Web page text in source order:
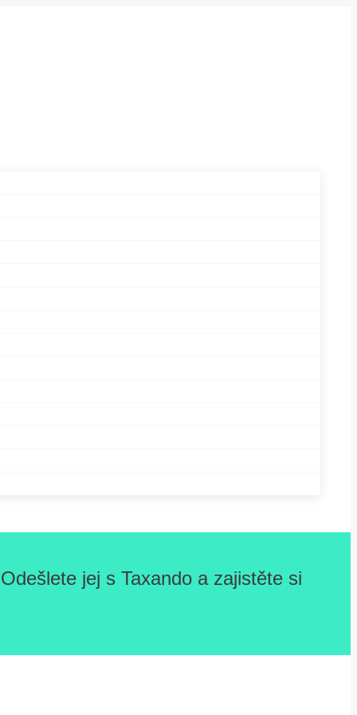
jej s Taxando a zajistěte si